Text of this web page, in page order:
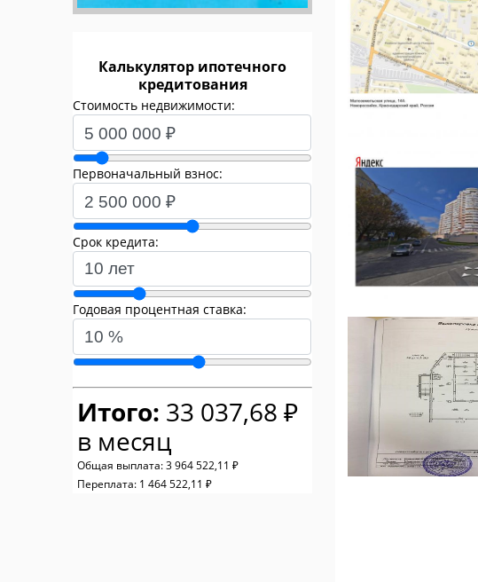
Калькулятор ипотечного
кредитования
Стоимость недвижимости:
Первоначальный взнос:
Срок кредита:
Годовая процентная ставка:
Итого: 33 037,68 ₽
в месяц
Общая выплата: 3 964 522,11 ₽
Переплата: 1 464 522,11 ₽